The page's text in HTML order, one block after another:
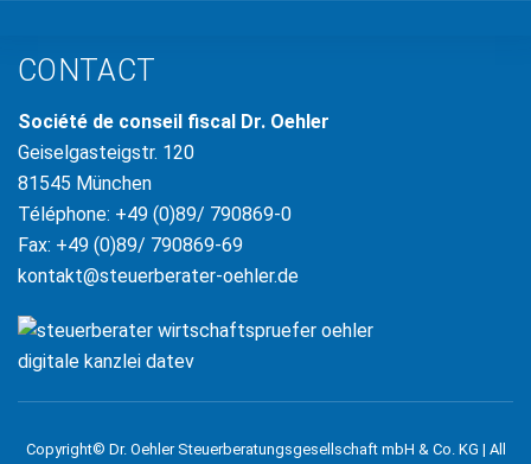
CONTACT
Société de conseil fiscal Dr. Oehler
Geiselgasteigstr. 120
81545 München
Téléphone: +49 (0)89/ 790869-0
Fax: +49 (0)89/ 790869-69
kontakt@steuerberater-oehler.de
Copyright© Dr. Oehler Steuerberatungsgesellschaft mbH & Co. KG | All